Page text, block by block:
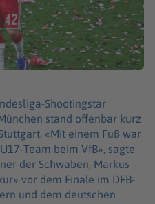
Shootingstar
stand offenbar kurz
«Mit einem Fuß war
Team beim VfB», sagte
der Schwaben, Markus
vor dem Finale im DFB-
und dem deutschen